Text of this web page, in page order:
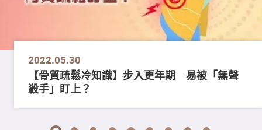
2022.05.30
【骨質疏鬆冷知識】步入更年期 易被「無聲
殺手」盯上？